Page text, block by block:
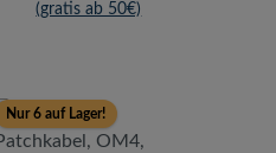
(gratis ab 50€)
Nur 6 auf Lager!